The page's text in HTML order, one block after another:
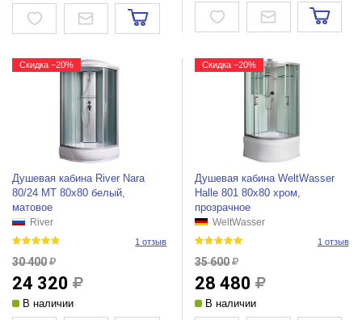
Скидка −20%
Душевая кабина River Nara
80/24 МТ 80x80 белый,
матовое
River
1 отзыв
30 400
24 320
В наличии
Скидка −20%
Душевая кабина WeltWasser
Halle 801 80x80 хром,
прозрачное
WeltWasser
1 отзыв
35 600
28 480
В наличии